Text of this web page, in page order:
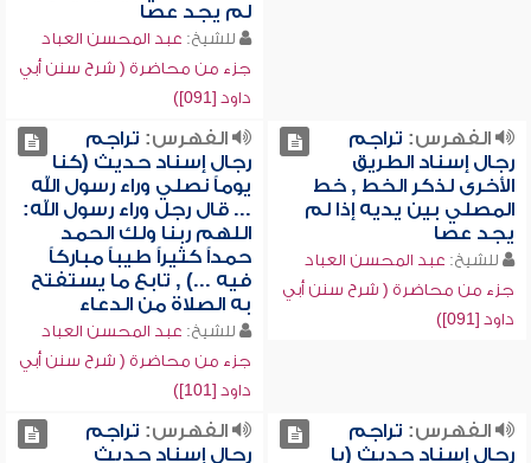
لم يجد عصا
للشيخ: عبد المحسن العباد
جزء من محاضرة ( شرح سنن أبي
داود [091])
الفهرس: تراجم
رجال إسناد الطريق
الأخرى لذكر الخط , خط
المصلي بين يديه إذا لم
يجد عصا
للشيخ: عبد المحسن العباد
جزء من محاضرة ( شرح سنن أبي
داود [091])
الفهرس: تراجم
رجال إسناد حديث (كنا
يوماً نصلي وراء رسول الله
... قال رجل وراء رسول الله:
اللهم ربنا ولك الحمد
حمداً كثيراً طيباً مباركاً
فيه ...) , تابع ما يستفتح
به الصلاة من الدعاء
للشيخ: عبد المحسن العباد
جزء من محاضرة ( شرح سنن أبي
داود [101])
الفهرس: تراجم
رجال إسناد حديث (يا
الفهرس: تراجم
رجال إسناد حديث